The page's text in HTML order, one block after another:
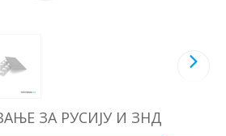
ЗА РУСИЈУ И ЗНД